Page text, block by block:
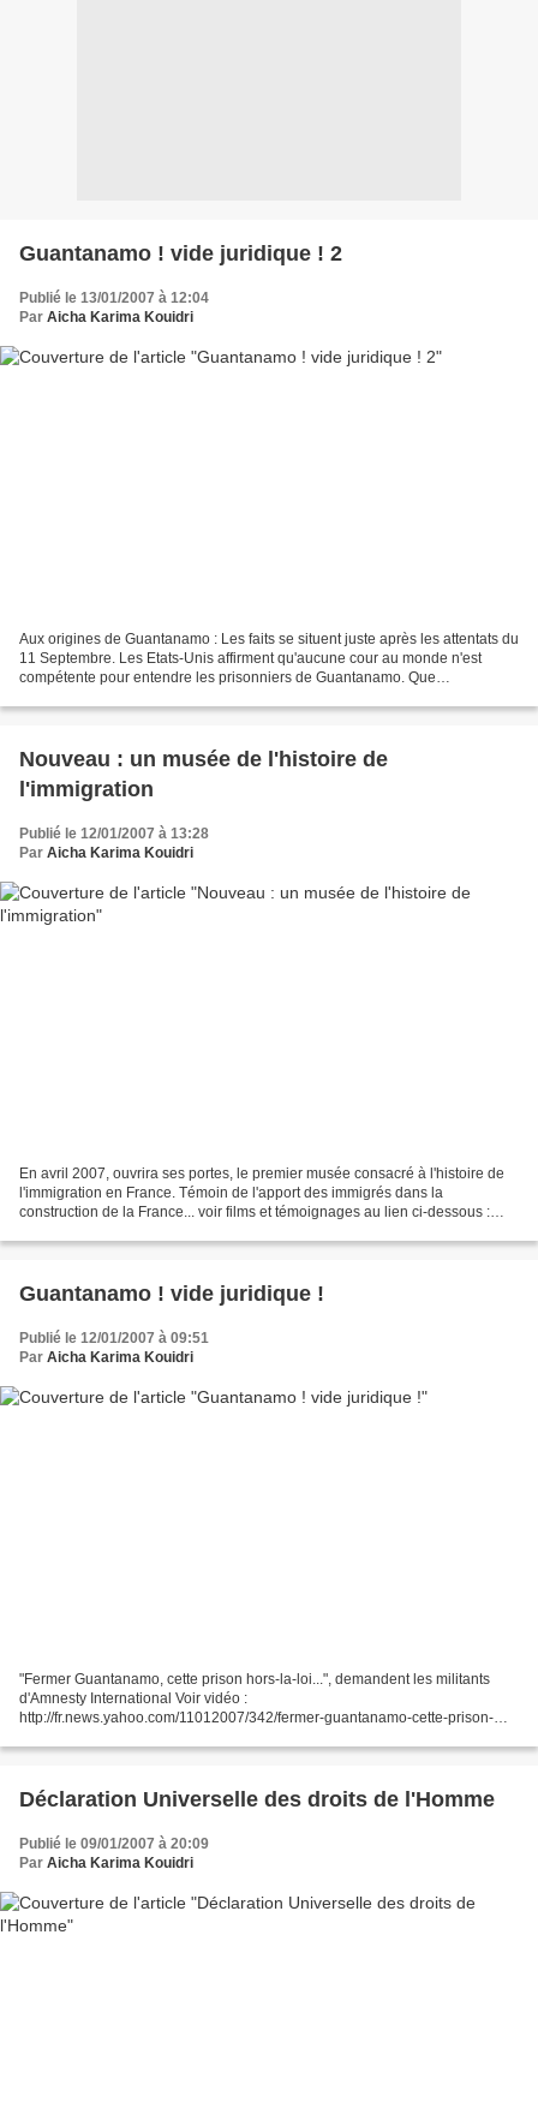
Guantanamo ! vide juridique ! 2
Publié le 13/01/2007 à 12:04
Par Aicha Karima Kouidri
Aux origines de Guantanamo : Les faits se situent juste après les attentats du
11 Septembre. Les Etats-Unis affirment qu'aucune cour au monde n'est
compétente pour entendre les prisonniers de Guantanamo. Que
Nouveau : un musée de l'histoire de
l'immigration
Publié le 12/01/2007 à 13:28
Par Aicha Karima Kouidri
En avril 2007, ouvrira ses portes, le premier musée consacré à l'histoire de
l'immigration en France. Témoin de l'apport des immigrés dans la
construction de la France... voir films et témoignages au lien ci-dessous :
Guantanamo ! vide juridique !
Publié le 12/01/2007 à 09:51
Par Aicha Karima Kouidri
"Fermer Guantanamo, cette prison hors-la-loi...", demandent les militants
d'Amnesty International Voir vidéo :
http://fr.news.yahoo.com/11012007/342/fermer-guantanamo-cette-prison-
Déclaration Universelle des droits de l'Homme
Publié le 09/01/2007 à 20:09
Par Aicha Karima Kouidri